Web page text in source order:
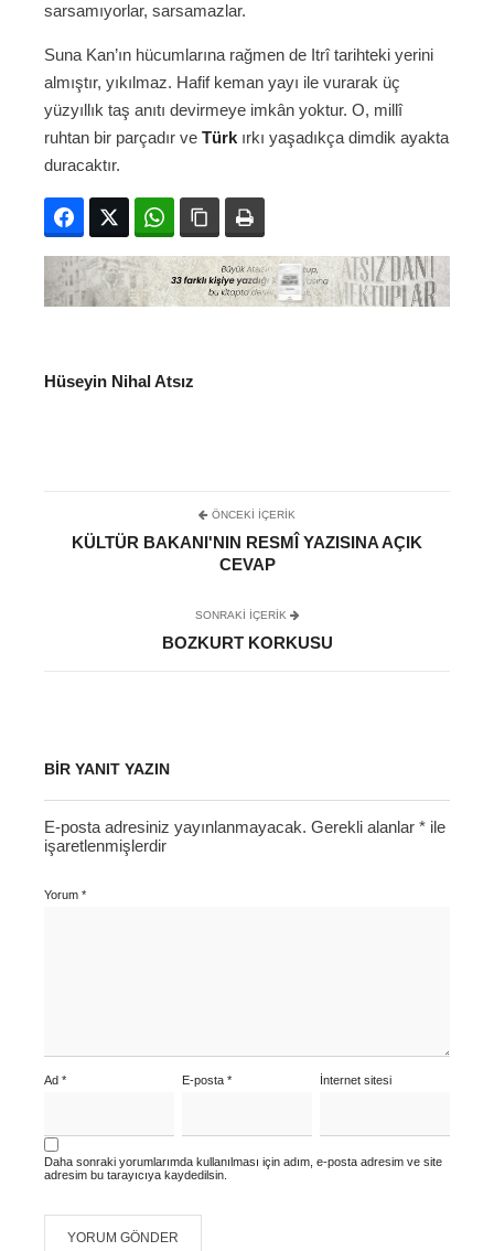
sarsamıyorlar, sarsamazlar.
Suna Kan’ın hücumlarına rağmen de Itrî tarihteki yerini
almıştır, yıkılmaz. Hafif keman yayı ile vurarak üç
yüzyıllık taş anıtı devirmeye imkân yoktur. O, millî
ruhtan bir parçadır ve Türk ırkı yaşadıkça dimdik ayakta
duracaktır.
FacebookTwitter WhatsAppBağlanıyı kopyala
Hüseyin Nihal Atsız
ÖNCEKI İÇERIK
KÜLTÜR BAKANI'NIN RESMÎ YAZISINA AÇIK
CEVAP
SONRAKI IÇERIK
BOZKURT KORKUSU
BIR YANIT YAZIN
E-posta adresiniz yayınlanmayacak. Gerekli alanlar * ile
işaretlenmişlerdir
Yorum *
Ad * E-posta* İnternet sitesi
Daha sonraki yorumlarımda kullanılması için adım, e-posta adresim ve site
adresim bu tarayıcıya kaydedilsin.